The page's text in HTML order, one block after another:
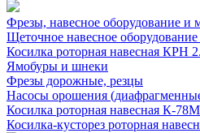
Фрезы, навесное оборудование и
Щеточное навесное
Косилка роторная навесная КРН
Ямобуры и шнеки
Фрезы дорожные, резцы
Насосы орошения
Косилка роторная навесная К-78М
Косилка-кусторез роторная